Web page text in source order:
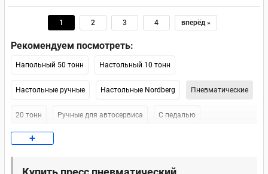
1 2 3 4 вперёд »
Рекомендуем посмотреть:
Напольный 50 тонн Настольный 10 тонн
Настольные ручные Настольные Nordberg Пневматические
20 тонн Ручные для автосервиса С педалью
Ножной 20 тонн
+